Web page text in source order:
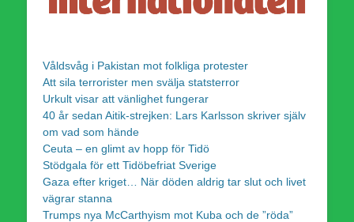
Våldsvåg i Pakistan mot folkliga protester
Att sila terrorister men svälja statsterror
Urkult visar att vänlighet fungerar
40 år sedan Aitik-strejken: Lars Karlsson skriver själv
om vad som hände
Ceuta – en glimt av hopp för Tidö
Stödgala för ett Tidöbefriat Sverige
Gaza efter kriget… När döden aldrig tar slut och livet
vägrar stanna
Trumps nya McCarthyism mot Kuba och de ”röda”